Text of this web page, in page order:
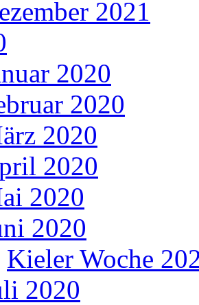
2021
2020
2020
2020
2020
2020
2020
Kieler Woche
2020